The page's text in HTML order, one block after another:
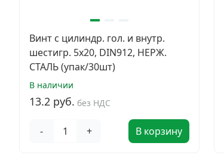
Винт с цилиндр. гол. и внутр.
шестигр. 5х20, DIN912, НЕРЖ.
СТАЛЬ (упак/30шт)
В наличии
13.2 руб. без НДС
- + В корзину